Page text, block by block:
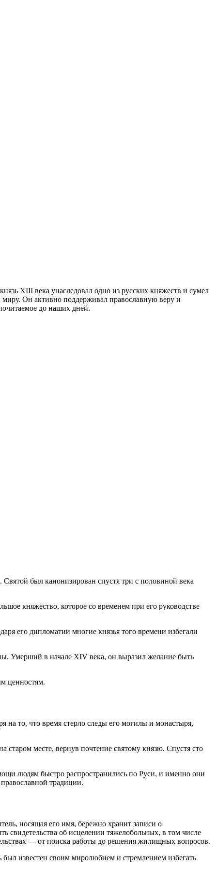
XIII века унаследовал одно из русских княжеств и сумел
миру. Он активно поддерживал православную веру и
до наших дней.
был канонизирован спустя три с половиной века
княжество, которое со временем при его руководстве
его дипломатии многие князья того времени избегали
Умерший в начале XIV века, он выразил желание быть
ценностям.
на то, что время стерло следы его могилы и монастыря,
старом месте, вернув почтение святому князю. Спустя сто
людям быстро распространились по Руси, и именно они
традиции.
носящая его имя, бережно хранит записи о
об исцелении тяжелобольных, в том числе
— от поиска работы до решения жилищных вопросов.
известен своим миролюбием и стремлением избегать